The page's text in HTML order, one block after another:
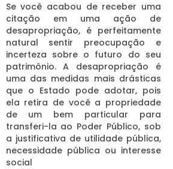
Se você acabou de receber uma
citação em uma ação de
desapropriação, é perfeitamente
natural sentir preocupação e
incerteza sobre o futuro do seu
patrimônio. A desapropriação é
uma das medidas mais drásticas
que o Estado pode adotar, pois
ela retira de você a propriedade
de um bem particular para
transferi-la ao Poder Público, sob
a justificativa de utilidade pública,
necessidade pública ou interesse
social